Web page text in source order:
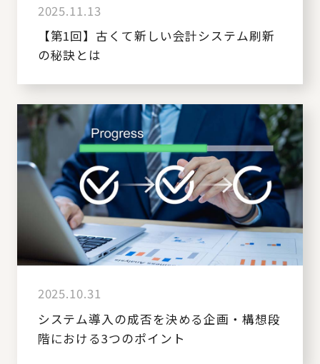
2025.11.13
【第1回】古くて新しい会計システム刷新
の秘訣とは
2025.10.31
システム導入の成否を決める企画・構想段
階における3つのポイント